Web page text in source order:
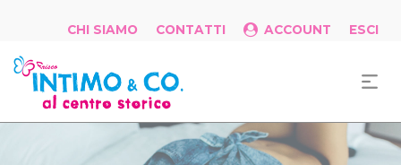
CHI SIAMO CONTATTI ACCOUNT ESCI